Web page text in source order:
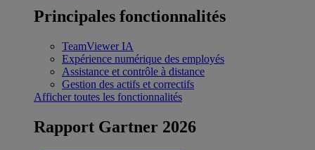
Principales fonctionnalités
TeamViewer IA
Expérience numérique des employés
Assistance et contrôle à distance
Gestion des actifs et correctifs
Afficher toutes les fonctionnalités
Rapport Gartner 2026